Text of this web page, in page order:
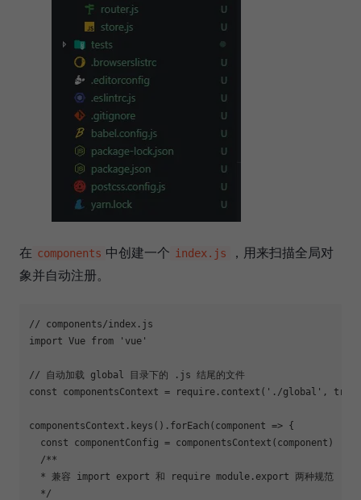
在 components 中创建一个 index.js
，用来扫描全局对
象并自动注册。
// components/index.js
import Vue from 'vue'
// 自动加载 global 目录下的 .js 结尾的文件
const componentsContext = require .context( './global' , true
componentsContext.keys().forEach( component => {
const componentConfig = componentsContext(component)
/**
  * 兼容 import export 和 require module.export 两种规范
  */